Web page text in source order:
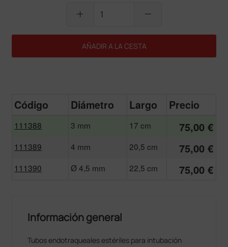
add remove
AÑADIR A LA CESTA
Código Diámetro Largo Precio
111388 3 mm 17 cm 75,00 €
111389 4 mm 20,5 cm 75,00 €
111390 Ø 4,5 mm 22,5 cm 75,00 €
Información general
Tubos endotraqueales estériles para intubación